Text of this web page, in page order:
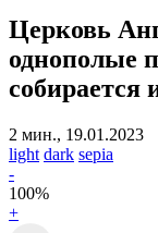
Церковь
однополые
собирается
2 мин., 19.01.2023
light dark sepia
-
100%
+